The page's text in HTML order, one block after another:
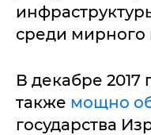
среди мирного
В декабре 2017
также мощно
государства